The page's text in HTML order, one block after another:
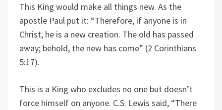
This King would make all things new. As the
apostle Paul put it: “Therefore, if anyone is in
Christ, he is a new creation. The old has passed
away; behold, the new has come” (2 Corinthians
5:17).
This is a King who excludes no one but doesn’t
force himself on anyone. C.S. Lewis said, “There